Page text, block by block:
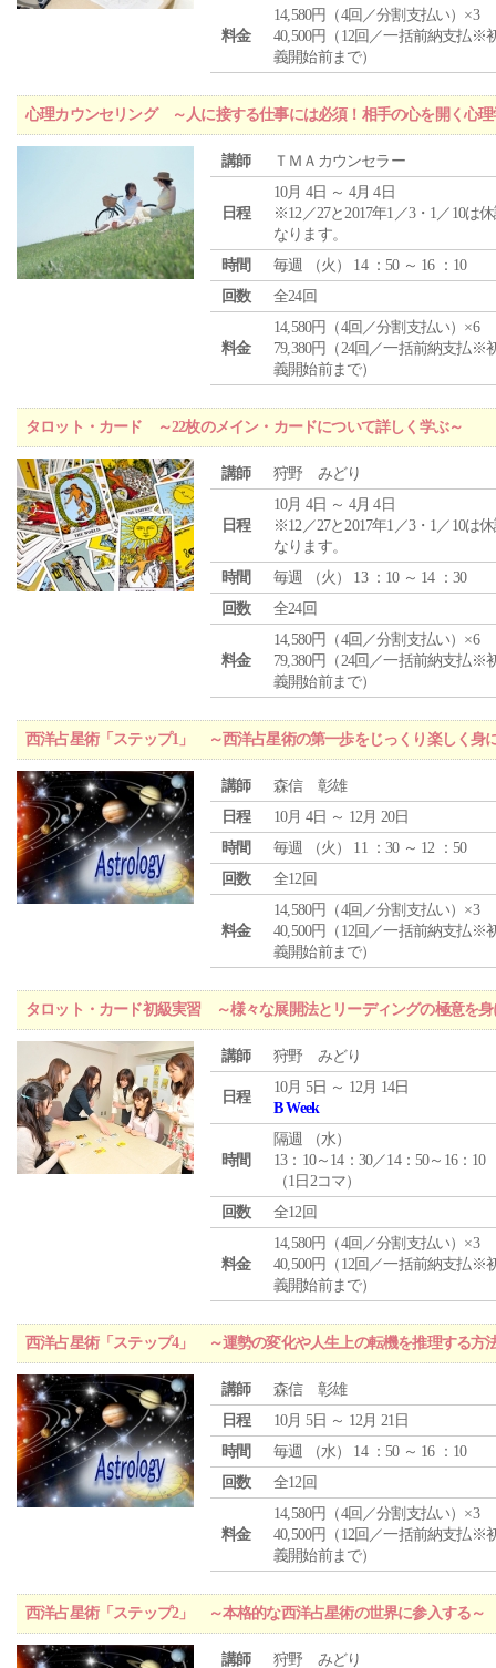
料金
14,580円（4回／分割支払い）×3
40,500円（12回／一括前納支払※
義開始前まで）
心理カウンセリング ～人に接する仕事には必須！相手の心を開く心理
講師 ＴＭＡカウンセラー
日程
10月 4日 ～ 4月 4日
※12／27と2017年1／3・1／10は
なります。
時間
毎週 （火 ） 14 ：50 ～ 16 ：10
回数
全24回
料金
14,580円（4回／分割支払い）×6
79,380円（24回／一括前納支払※
義開始前まで）
タロット・カード ～22枚のメイン・カードについて詳しく学ぶ～
講師 狩野 みどり
日程
10月 4日 ～ 4月 4日
※12／27と2017年1／3・1／10は
なります。
時間
毎週 （火 ） 13 ：10 ～ 14 ：30
回数
全24回
料金
14,580円（4回／分割支払い）×6
79,380円（24回／一括前納支払※
義開始前まで）
西洋占星術「ステップ1」 ～西洋占星術の第一歩をじっくり楽しく身
講師
森信 彰雄
日程
10月 4日 ～ 12月 20日
時間
毎週 （火 ） 11 ：30 ～ 12 ：50
回数
全12回
料金
14,580円（4回／分割支払い）×3
40,500円（12回／一括前納支払※
義開始前まで）
タロット・カード初級実習 ～様々な展開法とリーディングの極意を身
講師 狩野 みどり
日程
10月 5日 ～ 12月 14日
B Week
時間
隔週 （水）
13：10～14：30／14：50～16：10
（1日2コマ）
回数
全12回
料金
14,580円（4回／分割支払い）×3
40,500円（12回／一括前納支払※
義開始前まで）
西洋占星術「ステップ4」 ～運勢の変化や人生上の転機を推理する方
講師
森信 彰雄
日程
10月 5日 ～ 12月 21日
時間
毎週 （水） 14 ：50 ～ 16 ：10
回数
全12回
料金
14,580円（4回／分割支払い）×3
40,500円（12回／一括前納支払※
義開始前まで）
西洋占星術「ステップ2」 ～本格的な西洋占星術の世界に参入する～
講師 狩野 みどり